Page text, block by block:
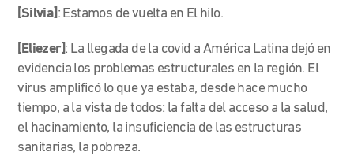
[Silvia] : Estamos de vuelta en El hilo.
[Eliezer]: La llegada de la covid a América Latina dejó en
evidencia los problemas estructurales en la región. El
virus amplificó lo que ya estaba, desde hace mucho
tiempo, a la vista de todos: la falta del acceso a la salud,
el hacinamiento, la insuficiencia de las estructuras
sanitarias, la pobreza.